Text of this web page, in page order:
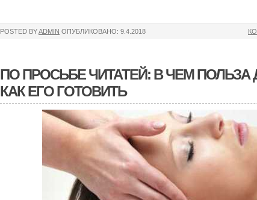
POSTED BYADMIN ОПУБЛИКОВАНО: 9.4.2018
ПО ПРОСЬБЕ ЧИТАТЕЙ: В ЧЕМ ПОЛЬЗА
КАК ЕГО ГОТОВИТЬ